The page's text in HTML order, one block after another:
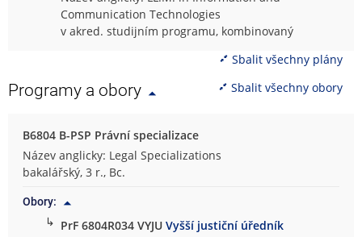
Communication Technologies
v akred. studijním programu, kombinovaný
Sbalit všechny plány
Programy a obory Sbalit všechny obory
B6804 B-PSP Právní specializace
Název anglicky: Legal Specializations
bakalářský, 3 r., Bc.
Obory:
↳ PrF 6804R034 VYJUVyšší justiční úředník